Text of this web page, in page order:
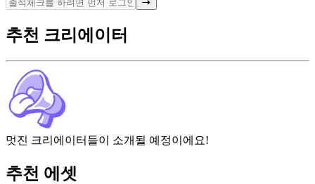
추천 크리에이터
멋진 크리에이터들이 소개될 예정이에요!
추천 에셋